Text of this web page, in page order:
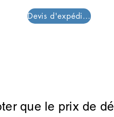
Devis d'expédition
que le prix de